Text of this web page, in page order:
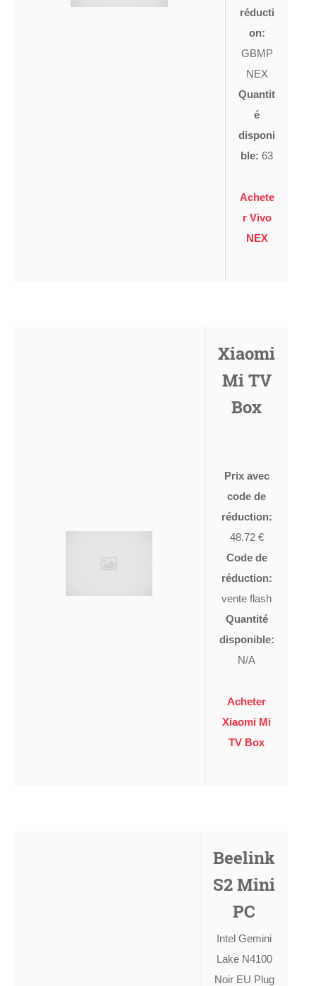
réducti
on:
GBMP
NEX
Quantit
é
disponi
ble: 63
Achete
r Vivo
NEX
Xiaomi
Mi TV
Box
Prix avec
code de
réduction:
48.72 €
Code de
réduction:
vente flash
Quantité
disponible:
N/A
Acheter
Xiaomi Mi
TV Box
Beelink
S2 Mini
PC
Intel Gemini
Lake N4100
Noir EU Plug